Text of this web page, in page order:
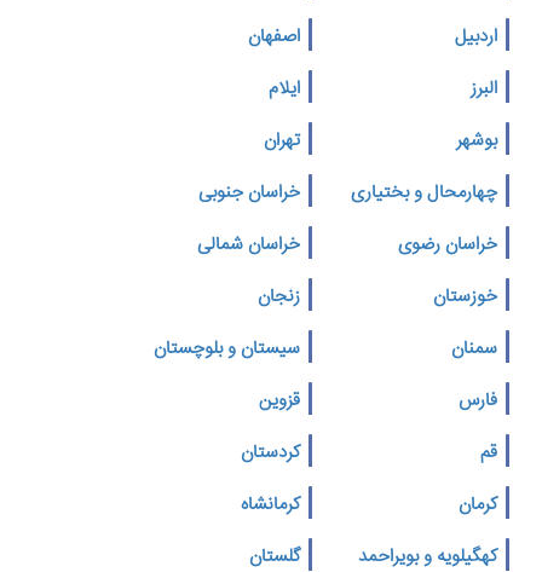
اردبیل
اصفهان
البرز
ایلام
بوشهر
تهران
چهارمحال و بختیاری
خراسان جنوبی
خراسان رضوی
خراسان شمالی
خوزستان
زنجان
سمنان
سیستان و بلوچستان
فارس
قزوین
قم
کردستان
کرمان
کرمانشاه
کهگیلویه و بویراحمد
گلستان